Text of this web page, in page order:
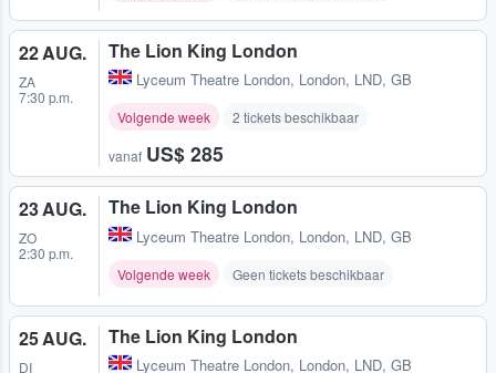
22 AUG.
ZA
7:30 p.m.
The Lion King London
Lyceum Theatre London, London, LND, GB
Volgende week 2 tickets beschikbaar
vanaf US$ 285
23 AUG.
ZO
2:30 p.m.
The Lion King London
Lyceum Theatre London, London, LND, GB
Volgende week Geen tickets beschikbaar
25 AUG.
DI
The Lion King London
Lyceum Theatre London, London, LND, GB